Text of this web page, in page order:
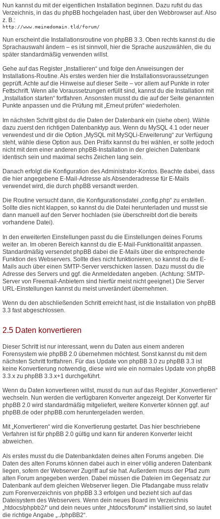
Nun kannst du mit der eigentlichen Installation beginnen. Dazu rufst du das
Verzeichnis, in das du phpBB hochgeladen hast, über den Webbrowser auf. Also
z. B.:
http://www.meinedomain.tld/forum/
Nun erscheint die Installationsroutine von phpBB 3.3. Oben rechts kannst du die
Sprachauswahl ändern – es ist sinnvoll, hier die Sprache auszuwählen, die du
später standardmäßig verwenden willst.
Gehe auf das Register „Installieren“ und folge den Anweisungen der
Installations-Routine. Als erstes werden hier die Installationsvoraussetzungen
geprüft. Achte auf die Hinweise auf dieser Seite – vor allem auf Punkte in roter
Fettschrift. Wenn alle Voraussetzungen erfüllt sind, kannst du die Installation mit
„Installation starten“ fortfahren. Ansonsten musst du die auf der Seite genannten
Punkte anpassen und die Prüfung mit „Erneut prüfen“ wiederholen.
Im nächsten Schritt gibst du die Daten der Datenbank ein (siehe oben). Wähle
dazu zuerst den richtigen Datenbanktyp aus. Wenn du MySQL 4.1 oder neuer
verwendest und dir die Option „MySQL mit MySQLi-Erweiterung“ zur Verfügung
steht, wähle diese Option aus. Den Präfix kannst du frei wählen, er sollte jedoch
nicht mit dem einer anderen phpBB-Installation in der gleichen Datenbank
identisch sein und maximal sechs Zeichen lang sein.
Danach erfolgt die Konfiguration des Administrator-Kontos. Beachte dabei, dass
die hier angegebene E-Mail-Adresse als Absenderadresse für E-Mails
verwendet wird, die durch phpBB versandt werden.
Die Routine versucht dann, die Konfigurationsdatei „config.php“ zu erstellen.
Sollte dies nicht klappen, so kannst du die Datei herunterladen und musst sie
dann manuell auf den Server hochladen (sie überschreibt dort die bereits
vorhandene Datei).
In den erweiterten Einstellungen passt du die Einstellungen deines Forums
weiter an. Im oberen Bereich kannst du die E-Mail-Funktionalität anpassen.
Standardmäßig versendet phpBB dabei die E-Mails über die entsprechende
Funktion des Webservers. Sollte dies nicht funktionieren, so kannst du die E-
Mails auch über einen SMTP-Server verschicken lassen. Dazu musst du die
Adresse des Servers und ggf. die Anmeldedaten angeben. (Achtung: SMTP-
Server von Freemail-Anbietern sind hierfür meist nicht geeignet.) Die Server
URL-Einstellungen kannst du meist unverändert übernehmen.
Wenn du den abschließenden Schritt erreicht hast, ist die Installation von phpBB
3.3 fast abgeschlossen.
2.5 Daten konvertieren
Dieser Schritt ist nur interessant, wenn du Daten aus einem anderen
Forensystem wie phpBB 2.0 übernehmen möchtest. Sonst kannst du mit dem
nächsten Schritt fortfahren. Für das Update von phpBB 3.0 zu phpBB 3.3 ist
keine Konvertierung notwendig, diese wird wie ein normales Update von phpBB
3.3.x zu phpBB 3.3.x+1 durchgeführt.
Wenn du Daten konvertieren willst, musst du nun auf das Register „Konvertieren“
wechseln. Nun werden die verfügbaren Konverter angezeigt. Der Konverter für
phpBB 2.0 wird standardmäßig mitgeliefert, weitere Konverter können ggf. auf
phpBB.de oder phpBB.com heruntergeladen werden.
Mit „Konvertieren“ wird die Konvertierung gestartet. Das hier beschriebene
Verfahren ist für phpBB 2.0 gültig und kann für anderen Konverter leicht
abweichen.
Als erstes musst du die Datenbankdaten deines alten Forums angeben. Die
Daten des alten Forums können dabei auch in einer völlig anderen Datenbank
liegen, sofern der Webserver Zugriff auf sie hat. Außerdem muss der Pfad zum
alten Forum angegeben werden. Dabei müssen die Dateien im Gegensatz zur
Datenbank auf dem gleichen Webserver liegen. Die Pfadangabe muss relativ
zum Forenverzeichnis von phpBB 3.3 erfolgen und bezieht sich auf das
Dateisystem des Webservers. Wenn dein neues Board im Verzeichnis
„htdocs/phpbb2/“ und dein neues unter „htdocs/forum/“ installiert sind, so lautet
die richtige Angabe „../phpBB2“.